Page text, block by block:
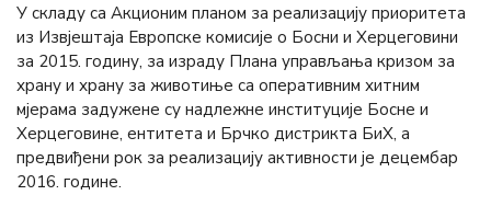
У складу са Акционим планом за реализацију приоритета
из Извјештаја Европске комисије о Босни и Херцеговини
за 2015. годину, за израду Плана управљања кризом за
храну и храну за животиње са оперативним хитним
мјерама задужене су надлежне институције Босне и
Херцеговине, ентитета и Брчко дистрикта БиХ, а
предвиђени рок за реализацију активности је децембар
2016. године.